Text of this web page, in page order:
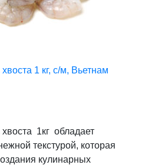
1 кг, с/м, Вьетнам
₽.
1кг обладает
текстурой, которая
кулинарных